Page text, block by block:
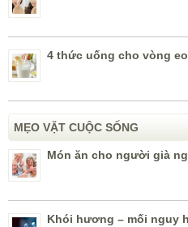
4 thức uống cho vòng
MẸO VẶT CUỘC SỐNG
Món ăn cho người già
Khói hương – mối nguy